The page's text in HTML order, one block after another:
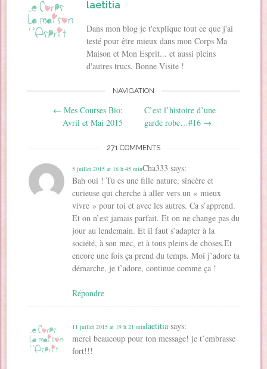
o
u
v
r
e
n
ê
t
e
u
r
e
d
v
e
l
l
r
e
n
u
r
e
d
a
n
n
o
u
v
e
n
ê
t
e
)
u
e
d
a
s
u
n
v
e
l
l
e
t
r
e
)
d
a
n
u
n
e
u
n
r
e
)
v
r
e
d
a
n
s
e
u
v
e
e
n
ê
t
r
e
)
laetitia
Dans mon blog je t'explique tout ce que j'ai
testé pour être mieux dans mon Corps Ma
Maison et Mon Esprit... et aussi pleins
d'autres trucs. Bonne Visite !
Post navigation
NAVIGATION
← Mes Courses Bio:
Avril et Mai 2015
C’est l’histoire d’une
garde robe…#16 →
271 COMMENTS
Cha333 says:
5 juillet 2015 at 16 h 45 min
Bah oui ! Tu es une fille nature, sincère et
curieuse qui cherche à aller vers un « mieux
vivre » pour toi et avec les autres. Ca s’apprend.
Et on n’est jamais parfait. Et on ne change pas du
jour au lendemain. Et il faut s’adapter à la
société, à son mec, et à tous pleins de choses.Et
encore une fois ça prend du temps. Moi j’adore ta
démarche, je t’adore, continue comme ça !
Répondre
laetitia says:
11 juillet 2015 at 19 h 21 min
merci beaucoup pour ton message! je t’embrasse
fort!!!